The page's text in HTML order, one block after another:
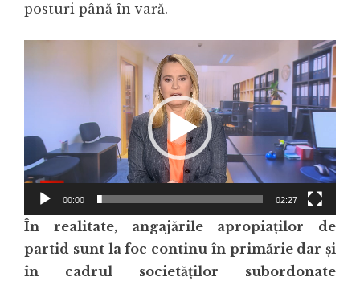
posturi până în vară.
video
00:00 02:27
În realitate, angajările apropiaților de
partid sunt la foc continu în primărie dar și
în cadrul societăților subordonate